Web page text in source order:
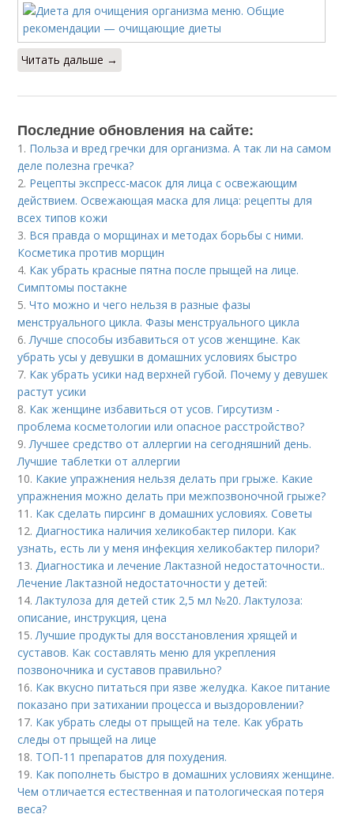
Читать дальше →
Последние обновления на сайте:
1. Польза и вред гречки для организма. А так ли на самом
деле полезна гречка?
2. Рецепты экспресс-масок для лица с освежающим
действием. Освежающая маска для лица: рецепты для
всех типов кожи
3. Вся правда о морщинах и методах борьбы с ними.
Косметика против морщин
4. Как убрать красные пятна после прыщей на лице.
Симптомы постакне
5.Что можно и чего нельзя в разные фазы
менструального цикла. Фазы менструального цикла
6.Лучше способы избавиться от усов женщине. Как
убрать усы у девушки в домашних условиях быстро
7. Как убрать усики над верхней губой. Почему у девушек
растут усики
8. Как женщине избавиться от усов. Гирсутизм -
проблема косметологии или опасное расстройство?
9.Лучшее средство от аллергии на сегодняшний день.
Лучшие таблетки от аллергии
10. Какие упражнения нельзя делать при грыже. Какие
упражнения можно делать при межпозвоночной грыже?
11. Как сделать пирсинг в домашних условиях. Советы
12.Диагностика наличия хеликобактер пилори. Как
узнать, есть ли у меня инфекция хеликобактер пилори?
13.Диагностика и лечение Лактазной недостаточности..
Лечение Лактазной недостаточности у детей:
14.Лактулоза для детей стик 2,5 мл №20. Лактулоза:
описание, инструкция, цена
15.Лучшие продукты для восстановления хрящей и
суставов. Как составлять меню для укрепления
позвоночника и суставов правильно?
16. Как вкусно питаться при язве желудка. Какое питание
показано при затихании процесса и выздоровлении?
17. Как убрать следы от прыщей на теле. Как убрать
следы от прыщей на лице
18. ТОП-11 препаратов для похудения.
19. Как пополнеть быстро в домашних условиях женщине.
Чем отличается естественная и патологическая потеря
веса?